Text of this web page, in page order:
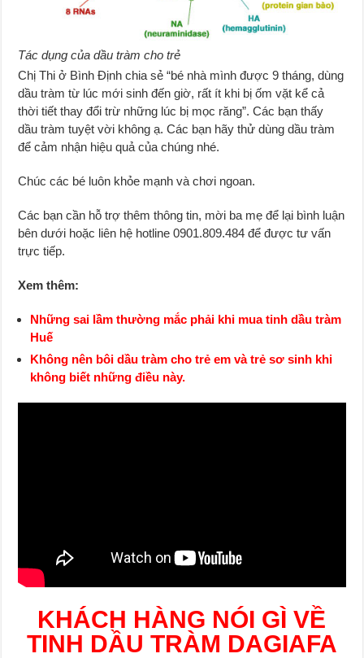
Tác dụng của dầu tràm cho trẻ
Chị Thi ở Bình Định chia sẻ “bé nhà mình được 9 tháng, dùng
dầu tràm từ lúc mới sinh đến giờ, rất ít khi bị ốm vặt kể cả
thời tiết thay đổi trừ những lúc bị mọc răng”. Các bạn thấy
dầu tràm tuyệt vời không ạ. Các bạn hãy thử dùng dầu tràm
để cảm nhận hiệu quả của chúng nhé.
Chúc các bé luôn khỏe mạnh và chơi ngoan.
Các bạn cần hỗ trợ thêm thông tin, mời ba mẹ để lại bình luận
bên dưới hoặc liên hệ hotline 0901.809.484 để được tư vấn
trực tiếp.
Xem thêm:
Những sai lầm thường mắc phải khi mua tinh dầu tràm
Huế
Không nên bôi dầu tràm cho trẻ em và trẻ sơ sinh khi
không biết những điều này.
KHÁCH HÀNG NÓI GÌ VỀ
TINH DẦU TRÀM DAGIAFA